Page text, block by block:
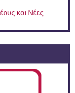
και Νέες